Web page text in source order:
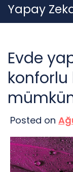
Skip
to
Yapay
Evde
Posted on